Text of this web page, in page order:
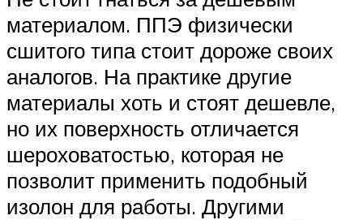
материалом. ППЭ физически
сшитого типа стоит дороже своих
аналогов. На практике другие
материалы хоть и стоят дешевле,
но их поверхность отличается
шероховатостью, которая не
позволит применить подобный
изолон для работы. Другими